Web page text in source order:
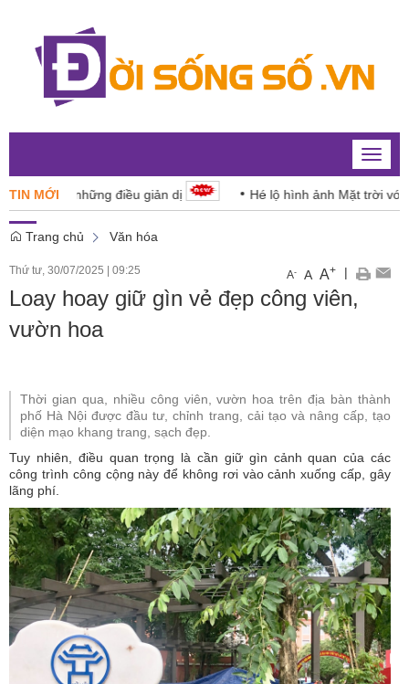
Toggle
TIN MỚI
từ những điều giản dị Hé lộ hình ảnh Mặt trời với độ
Trang chủ Văn hóa
Thứ tư, 30/07/2025 09:25 A- A A+ |
Loay hoay giữ gìn vẻ đẹp công viên,
vườn hoa
Thời gian qua, nhiều công viên, vườn hoa trên địa bàn thành
phố Hà Nội được đầu tư, chỉnh trang, cải tạo và nâng cấp, tạo
diện mạo khang trang, sạch đẹp.
Tuy nhiên, điều quan trọng là cần giữ gìn cảnh quan của các
công trình công cộng này để không rơi vào cảnh xuống cấp, gây
lãng phí.